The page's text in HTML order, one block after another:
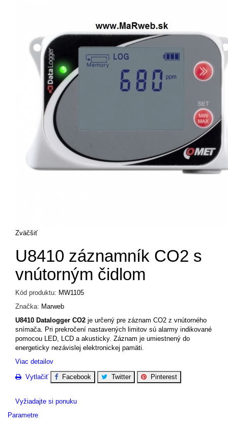
Zväčšiť
U8410 záznamník CO2 s
vnútorným čidlom
Kód produktu: MW1105
Značka: Marweb
U8410 Datalogger CO2 je určený pre záznam CO2 z vnútorného
snímača. Pri prekročení nastavených limitov sú alarmy indikované
pomocou LED, LCD a akusticky. Záznam je umiestnený do
energeticky nezávislej elektronickej pamäti.
Viac detailov
Vytlačiť
Facebook Twitter Pinterest
Vyžiadajte si ponuku
Parametre